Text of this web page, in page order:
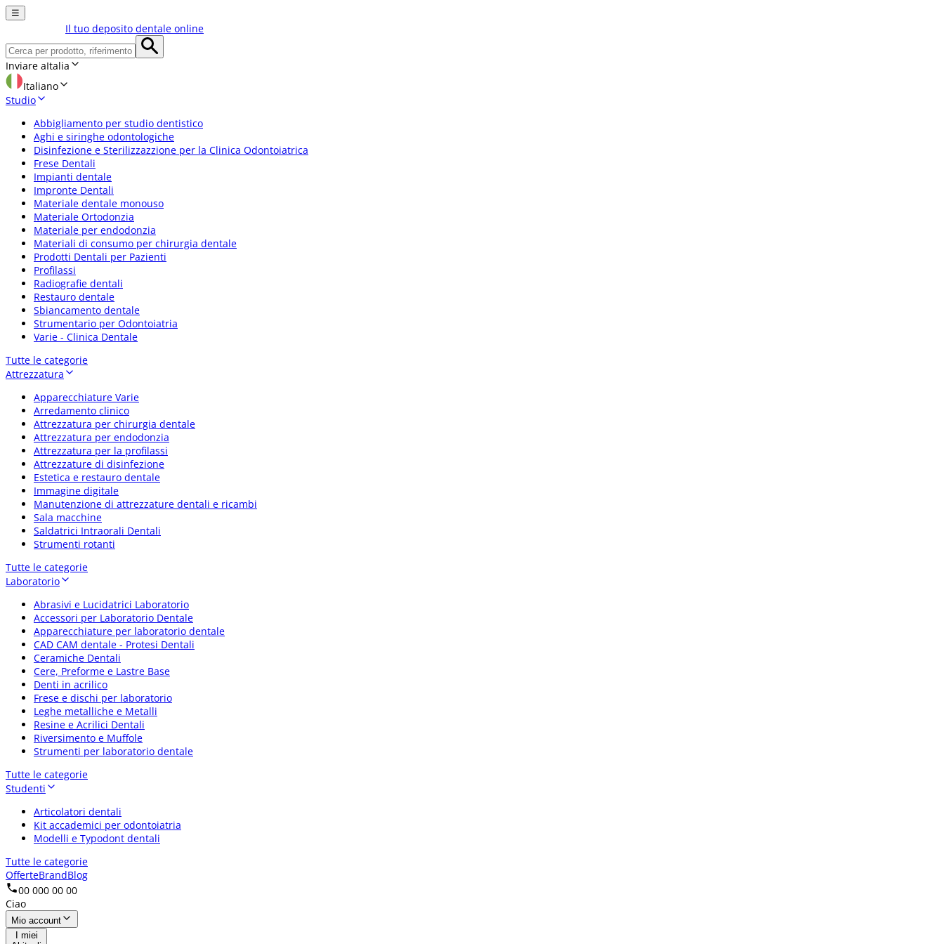
☰
Il tuo deposito dentale online
Inviare aItalia
Italiano
Studio
Abbigliamento per studio dentistico
Aghi e siringhe odontologiche
Disinfezione e Sterilizzazzione per la Clinica Odontoiatrica
Frese Dentali
Impianti dentale
Impronte Dentali
Materiale dentale monouso
Materiale Ortodonzia
Materiale per endodonzia
Materiali di consumo per chirurgia dentale
Prodotti Dentali per Pazienti
Profilassi
Radiografie dentali
Restauro dentale
Sbiancamento dentale
Strumentario per Odontoiatria
Varie - Clinica Dentale
Tutte le categorie
Attrezzatura
Apparecchiature Varie
Arredamento clinico
Attrezzatura per chirurgia dentale
Attrezzatura per endodonzia
Attrezzatura per la profilassi
Attrezzature di disinfezione
Estetica e restauro dentale
Immagine digitale
Manutenzione di attrezzature dentali e ricambi
Sala macchine
Saldatrici Intraorali Dentali
Strumenti rotanti
Tutte le categorie
Laboratorio
Abrasivi e Lucidatrici Laboratorio
Accessori per Laboratorio Dentale
Apparecchiature per laboratorio dentale
CAD CAM dentale - Protesi Dentali
Ceramiche Dentali
Cere, Preforme e Lastre Base
Denti in acrilico
Frese e dischi per laboratorio
Leghe metalliche e Metalli
Resine e Acrilici Dentali
Riversimento e Muffole
Strumenti per laboratorio dentale
Tutte le categorie
Studenti
Articolatori dentali
Kit accademici per odontoiatria
Modelli e Typodont dentali
Tutte le categorie
OfferteBrandBlog
00 000 00 00
Ciao
Mio account
I miei